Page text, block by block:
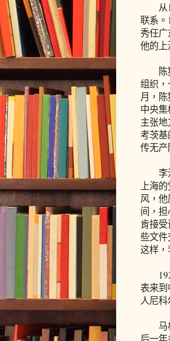
从
联系。
秀任广
他的上
陈独
组织，
月，
中央
主张
考茨
传无产
李汉
上海
风，
间，
肯接
些文
这样，
1921
表来
人尼
马林
后一